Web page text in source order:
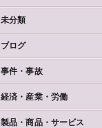
未分類
ブログ
事件・事故
経済・産業・労働
製品・商品・サービス